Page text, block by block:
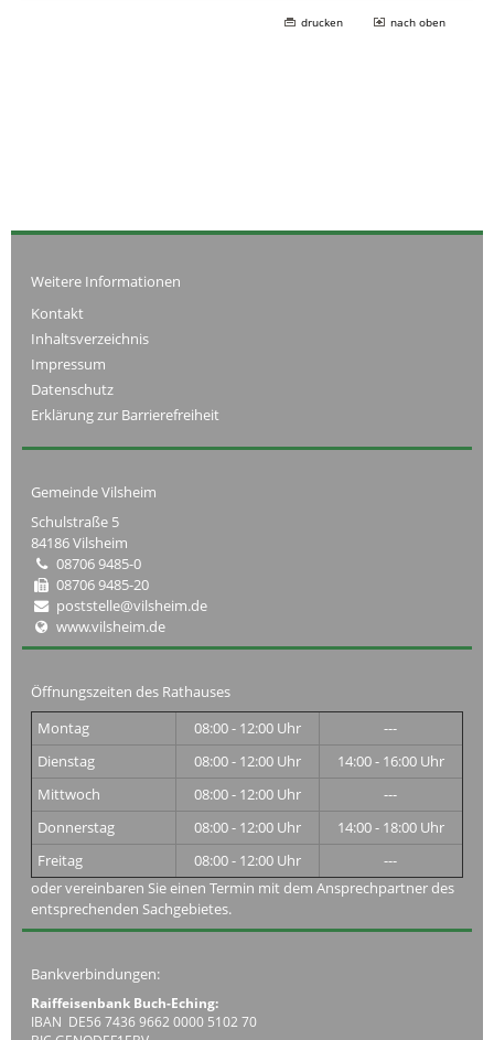
drucken nach oben
Weitere Informationen
Kontakt
Inhaltsverzeichnis
Impressum
Datenschutz
Erklärung zur Barrierefreiheit
Gemeinde Vilsheim
Schulstraße 5
84186 Vilsheim
08706 9485-0
08706 9485-20
poststelle@vilsheim.de
www.vilsheim.de
Öffnungszeiten des Rathauses
Montag
08:00 - 12:00 Uhr
---
Dienstag
08:00 - 12:00 Uhr
14:00 - 16:00 Uhr
Mittwoch
08:00 - 12:00 Uhr
---
Donnerstag
08:00 - 12:00 Uhr
14:00 - 18:00 Uhr
Freitag
08:00 - 12:00 Uhr
---
oder vereinbaren Sie einen Termin mit dem Ansprechpartner des
entsprechenden Sachgebietes.
Bankverbindungen:
Raiffeisenbank Buch-Eching:
IBAN DE56 7436 9662 0000 5102 70